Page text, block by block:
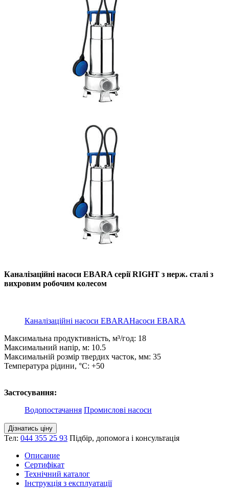
Каналізаційні насоси EBARA серії RIGHT з нерж. сталі з
вихровим робочим колесом
Каналізаційні насоси EBARAНасоси EBARA
Максимальна продуктивність, м³/год: 18
Максимальний напір, м: 10.5
Максимальній розмір твердих часток, мм: 35
Температура рідини, °C: +50
Застосування:
Водопостачання Промислові насоси
Дізнатись ціну
Тел: 044 355 25 93 Підбір, допомога і консультація
Описание
Сертифікат
Технічний каталог
Інструкція з експлуатації